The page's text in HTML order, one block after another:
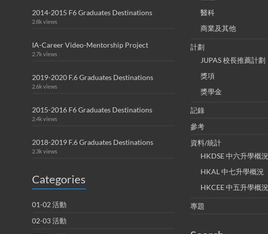
2014-2015 F6 Graduates Destinations
2.8k views
IA-Career Video-Mentorship Project
2.7k views
2019-2020 F.6 Graduates Destinations
2.6k views
2015-2016 F6 Graduates Destinations
2.4k views
2018-2019 F.6 Graduates Destinations
2.3k views
Categories
01-02 活動
02-03 活動
醫科
商業及其他
計劃
JUPAS 校長推薦計劃
獎項
獎學金
記錄
參考
資料/統計
HKDSE 中六升學概況
HKAL 中七升學概況
HKCEE 中五升學概況
專題